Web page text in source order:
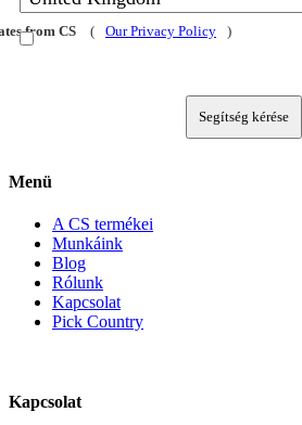
from CS ( Our Privacy Policy )
Segítség kérése
Menü
A CS termékei
Munkáink
Blog
Rólunk
Kapcsolat
Pick Country
Kapcsolat